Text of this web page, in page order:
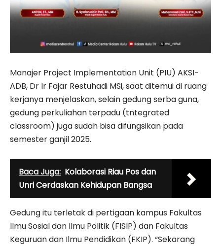
Manajer Project Implementation Unit (PIU) AKSI-
ADB, Dr Ir Fajar Restuhadi MSi, saat ditemui di ruang
kerjanya menjelaskan, selain gedung serba guna,
gedung perkuliahan terpadu (tntegrated
classroom) juga sudah bisa difungsikan pada
semester ganjil 2025.
Baca Juga: Kolaborasi Riau Pos dan
Unri Cerdaskan Kehidupan Bangsa
Gedung itu terletak di pertigaan kampus Fakultas
Ilmu Sosial dan Ilmu Politik (FISIP) dan Fakultas
Keguruan dan Ilmu Pendidikan (FKIP). “Sekarang